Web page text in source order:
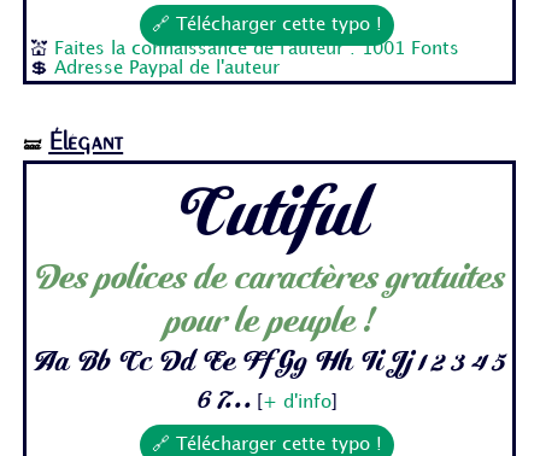
🔗 Télécharger cette typo !
💒
Faites la connaissance de l'auteur : 1001 Fonts
💲Adresse Paypal de l'auteur
🝛 Élégant
Cutiful
Des polices de caractères gratuites
pour le peuple !
Aa Bb Cc Dd Ee Ff Gg Hh Ii Jj 1 2 3 4 5
6 7...
+ d'info
🔗 Télécharger cette typo !